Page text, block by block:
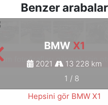
Benzer arabalar
BMW X1
2021
13 228 km
1 / 8
Hepsini gör BMW X1
fotoğrafları görmek için